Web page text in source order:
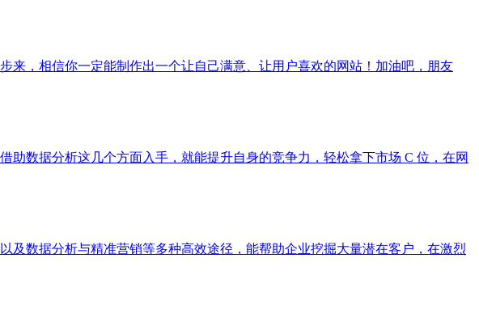
来，相信你一定能制作出一个让自己满意、让用户喜欢的网站！加油吧，朋友
数据分析这几个方面入手，就能提升自身的竞争力，轻松拿下市场 C 位，在网
数据分析与精准营销等多种高效途径，能帮助企业挖掘大量潜在客户，在激烈